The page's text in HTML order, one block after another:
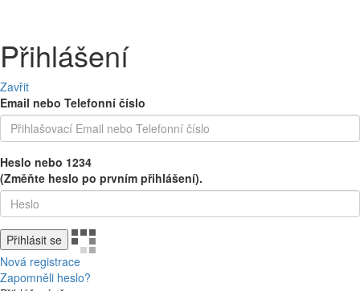
Přihlášení
Zavřit
Email nebo Telefonní číslo
Heslo nebo 1234
(Změňte heslo po prvním přihlášení).
Přihlásit se
Nová registrace
Zapomněli heslo?